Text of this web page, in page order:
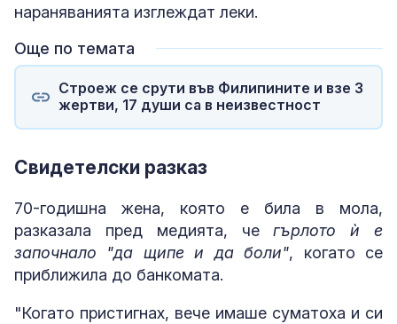
нараняванията изглеждат леки.
Още по темата
Строеж се срути във Филипините и взе 3
жертви, 17 души са в неизвестност
Свидетелски разказ
70-годишна жена, която е била в мола,
разказала пред медията, чегърлото ѝ е
започнало "да щипе и да боли", когато се
приближила до банкомата.
"Когато пристигнах, вече имаше суматоха и си